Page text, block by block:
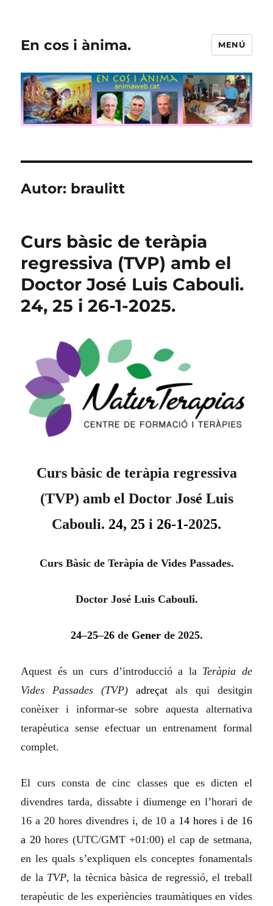
En cos i ànima. MENÚ
Autor: braulitt
Curs bàsic de teràpia
regressiva (TVP) amb el
Doctor José Luis Cabouli.
24, 25 i 26-1-2025.
Curs bàsic de teràpia regressiva
(TVP) amb el Doctor José Luis
Cabouli. 24, 25 i 26-1-2025.
Curs Bàsic de Teràpia de Vides Passades.
Doctor José Luis Cabouli.
24–25–26de Generde 2025.
Aquest és un curs d’introducció a la Teràpia de
Vides Passades (TVP)
adreçatals qui desitgin
conèixer i informar-se sobre aquesta alternativa
terapèutica sense efectuar un entrenament formal
complet.
El curs consta de cinc classes que es dicten el
divendres tarda, dissabte i diumenge en l’horari de
16 a 20 hores divendres i, de 10 a 14 hores i de 16
a 20hores (UTC/GMT +01:00) el cap de setmana,
en les quals s’expliquen els conceptes fonamentals
de la TVP, la tècnica bàsica de regressió, el treball
terapèutic de les experiències traumàtiques en vides